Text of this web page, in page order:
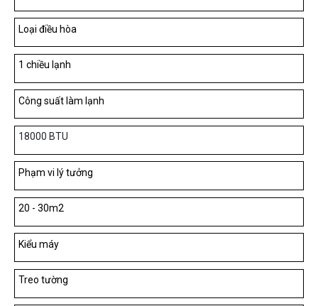
Loại điều hòa
1 chiều lạnh
Công suất làm lạnh
18000 BTU
Phạm vi lý tưởng
20 - 30m2
Kiểu máy
Treo tường